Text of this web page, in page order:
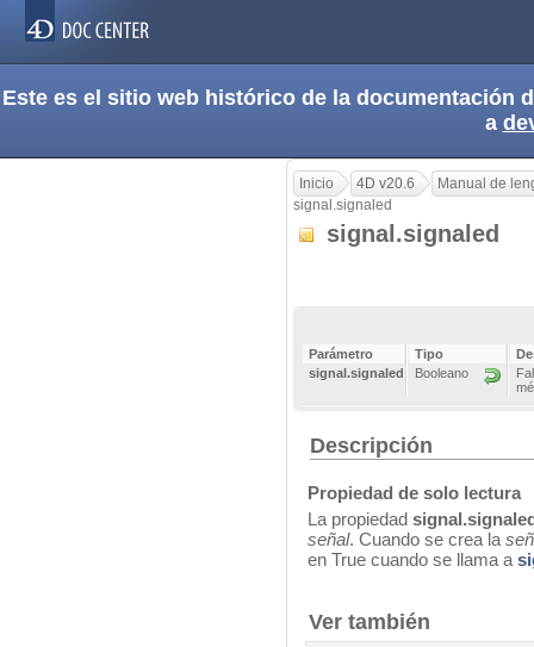
Este es el sitio web histórico de la documentación
a
Inicio 4D v20.6
Manual de
signal.signaled
signal.signaled
Parámetro Tipo
signal.signaled
Booleano
Descripción
Propiedad de solo lectura
La propiedad
señal. Cuando se crea la
en True cuando se llama a
Ver también